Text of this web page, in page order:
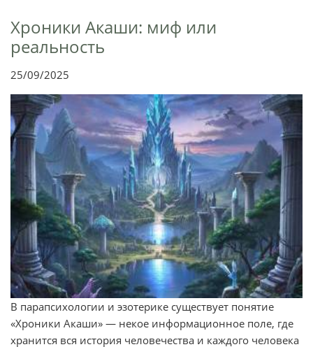
Хроники Акаши: миф или
реальность
25/09/2025
В парапсихологии и эзотерике существует понятие
«Хроники Акаши» — некое информационное поле, где
хранится вся история человечества и каждого человека